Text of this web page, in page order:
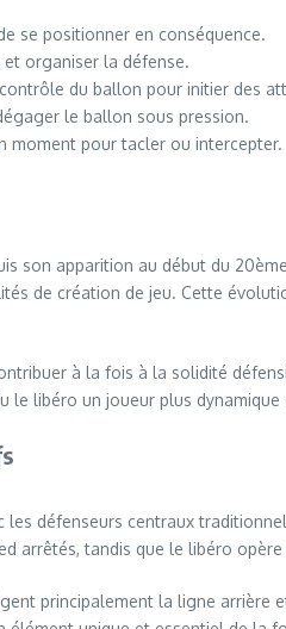
se positionner en conséquence.
organiser la défense.
du ballon pour initier des
le ballon sous pression.
moment pour tacler ou intercepter.
son apparition au début du
de création de jeu. Cette
à la fois à la solidité
le libéro un joueur plus
défenseurs centraux
arrêtés, tandis que le libéro
principalement la ligne